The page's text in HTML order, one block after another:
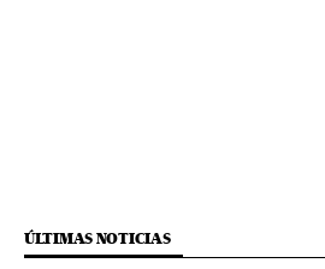
ÚLTIMAS NOTICIAS